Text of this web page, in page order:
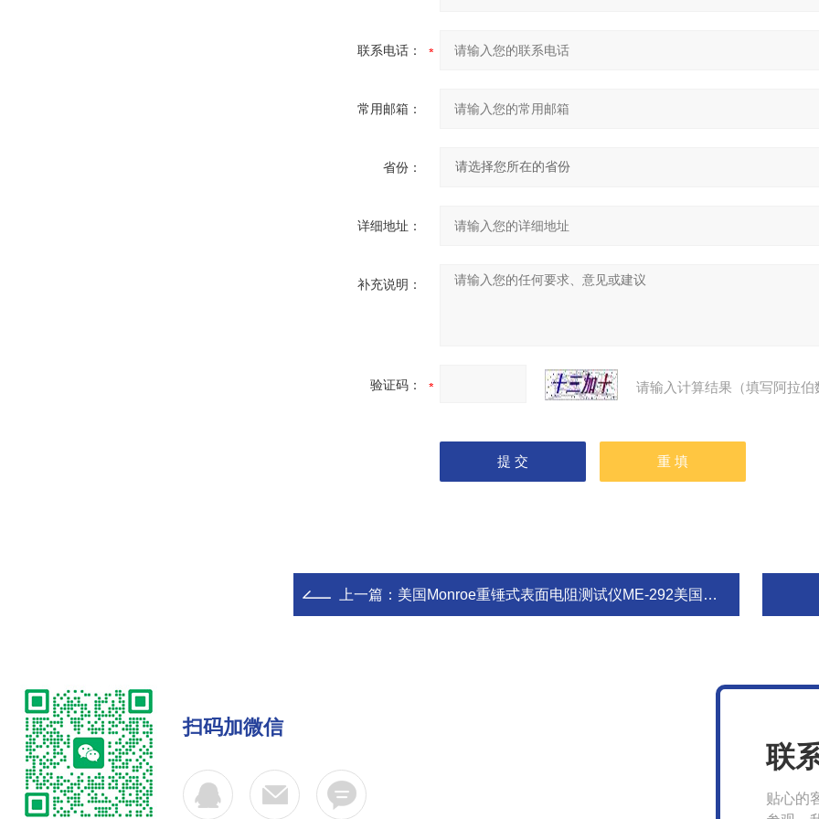
联系电话：
常用邮箱：
省份：
详细地址：
补充说明：
验证码： 请输入计算结果（填写阿拉
上一篇： 美国Monroe重锤式表面电阻测试仪ME-292美国梦露原装正品
扫码加微信
联
贴心的